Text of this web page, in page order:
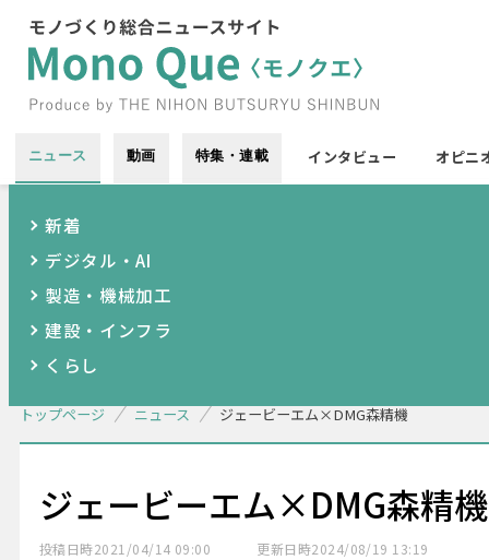
ニュース 動画 特集・連載 インタビュー オピニ
新着
デジタル・AI
製造・機械加工
建設・インフラ
くらし
トップページ ニュース ジェービーエム×DMG森精機
ジェービーエム×DMG森精機
投稿日時2021/04/14 09:00 更新日時2024/08/19 13:19